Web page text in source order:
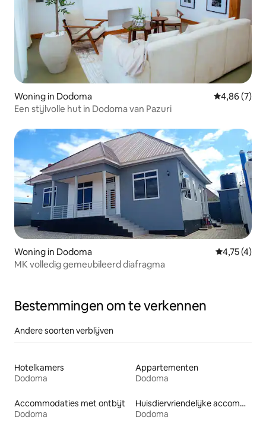
Woning in Dodoma Gemiddelde
4,86 (7)
Een stijlvolle hut in Dodoma van Pazuri
Woning in Dodoma
4,75 (4)
MK volledig gemeubileerd diafragma
Bestemmingen om te verkennen
Andere soorten verblijven
Hotelkamers
Dodoma
Appartementen
Dodoma
Accommodaties met ontbijt
Dodoma
Huisdiervriendelijke accommodaties
Dodoma